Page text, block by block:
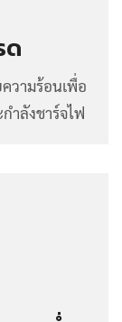
ด
วามร้อนเพื่อ
ำลังชาร์จไฟ